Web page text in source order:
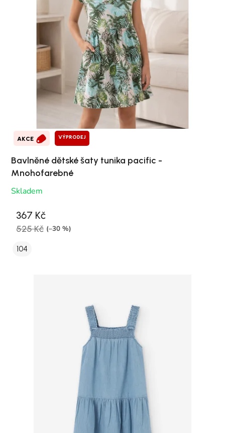
AKCE VÝPRODEJ
Bavlněné dětské šaty tunika pacific -
Mnohofarebné
Skladem
367 Kč
525 Kč (–30 %)
104